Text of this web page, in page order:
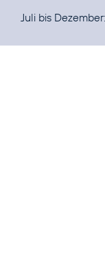
Juli bis Dezember: